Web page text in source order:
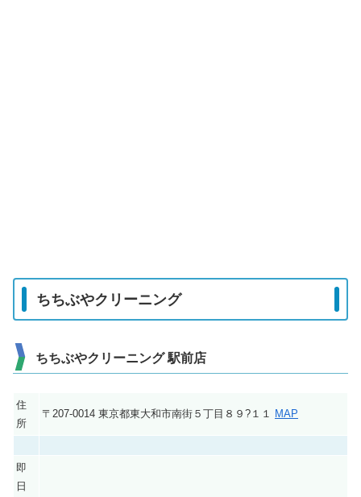
ちちぶやクリーニング
ちちぶやクリーニング 駅前店
住
所
〒207-0014 東京都東大和市南街５丁目８９?１１ MAP
即
日